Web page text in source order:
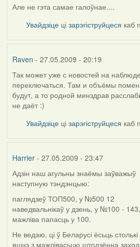
Але не гэта самае галоўнае....
Увайдзіце цізарэгіструйцеся каб
Raven - 27.05.2009 - 20:19
In
reply
to
by
Harrier
Так может уже с новостей на
переключаться. Там и объёмы
будут, а то родной минздрав
не даёт :)
Увайдзіце цізарэгіструйцеся каб
Harrier- 27.05.2009 - 23:47
In
reply
to
by
Raven
Адзін наш агульны знаёмы заўважыў
наступную тэндэнцыю:
паглядзеў ТОП500, у №500 12
наведвальнікаў у дзень, у №100 -
мажліва папасць у 100.
Не ведаю, ці ў Беларусі ёсьць
яшчэ з мажлівасьцю штодзённа